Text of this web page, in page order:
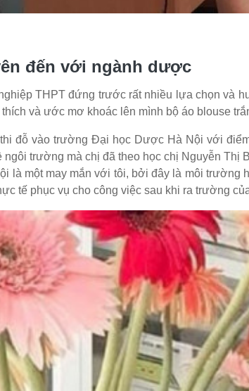
đến với ngành dược
THPT đứng trước rất nhiều lựa chọn và
thích và ước mơ khoác lên mình bộ áo blouse
đỗ vào trường Đại học Dược Hà Nội với
trường mà chị đã theo học chị Nguyễn Thị
là một may mắn với tôi, bởi đây là môi trường
tế phục vụ cho công việc sau khi ra trường